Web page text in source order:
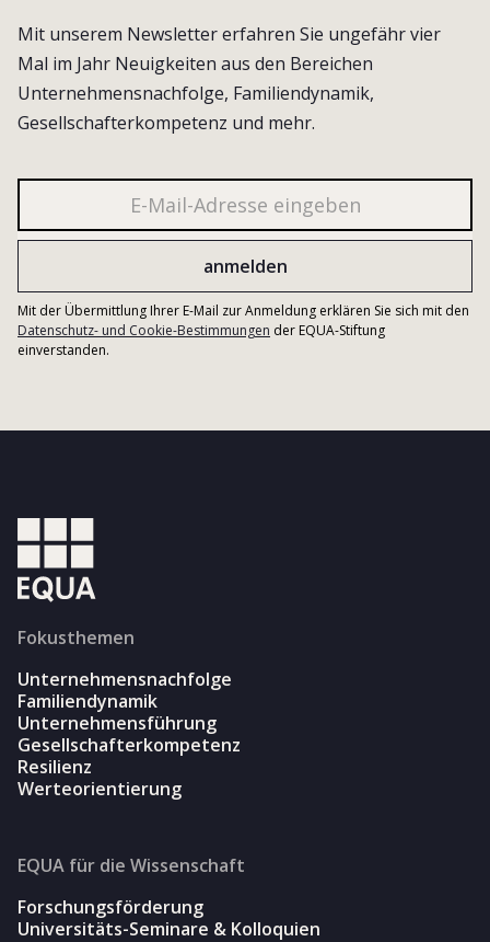
Mit unserem Newsletter erfahren Sie ungefähr vier
Mal im Jahr Neuigkeiten aus den Bereichen
Unternehmensnachfolge, Familiendynamik,
Gesellschafterkompetenz und mehr.
Mit der Übermittlung Ihrer E-Mail zur Anmeldung erklären Sie sich mit den
Datenschutz- und Cookie-Bestimmungen der EQUA-Stiftung
einverstanden.
Fokusthemen
Unternehmensnachfolge
Familiendynamik
Unternehmensführung
Gesellschafterkompetenz
Resilienz
Werteorientierung
EQUA für die Wissenschaft
Forschungsförderung
Universitäts-Seminare & Kolloquien